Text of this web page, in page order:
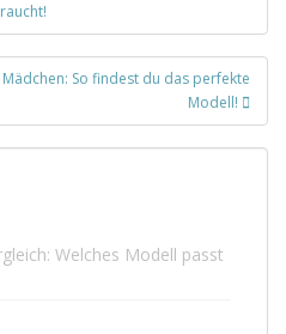
So findest du das perfekte
Modell!
Welches Modell passt